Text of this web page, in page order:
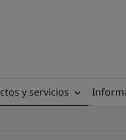
y servicios